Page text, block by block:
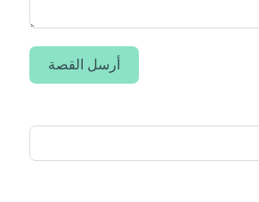
أرسل القصة